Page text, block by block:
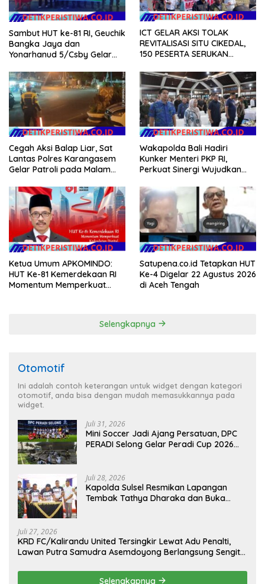
Sambut HUT ke-81 RI, Geuchik
Bangka Jaya dan
Yonarhanud 5/Csby Gelar
Gerakan Indonesia Asri
ICT GELAR AKSI TOLAK
REVITALISASI SITU CIKEDAL,
150 PESERTA SERUKAN
Cegah Aksi Balap Liar, Sat
Lantas Polres Karangasem
Gelar Patroli pada Malam
Wakapolda Bali Hadiri
Kunker Menteri PKP RI,
Perkuat Sinergi Wujudkan
Masyarakat
Ketua Umum APKOMINDO:
HUT Ke-81 Kemerdekaan RI
Momentum Memperkuat
Satupena.co.id Tetapkan HUT
Ke-4 Digelar 22 Agustus 2026
di Aceh Tengah
Selengkapnya
Otomotif
Ini adalah contoh keterangan untuk widget dengan kategori
otomotif, anda bisa dengan mudah memasukkannya pada
widget.
Juli 31, 2026
Mini Soccer Jadi Ajang Persatuan, DPC
PERADI Selong Gelar Peradi Cup 2026
Juli 28, 2026
Kapolda Sulsel Resmikan Lapangan
Tembak Tathya Dharaka dan Buka
Juli 27, 2026
KRD FC/Kalirandu United Tersingkir Lewat Adu Penalti,
Lawan Putra Samudra Asemdoyong Berlangsung Sengit
Selengkapnya